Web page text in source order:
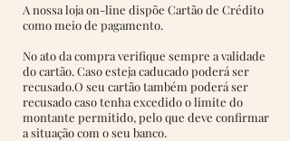
A nossa loja on-line dispõe Cartão de Crédito
como meio de pagamento.
No ato da compra verifique sempre a validade
do cartão. Caso esteja caducado poderá ser
recusado.O seu cartão também poderá ser
recusado caso tenha excedido o limite do
montante permitido, pelo que deve confirmar
a situação com o seu banco.